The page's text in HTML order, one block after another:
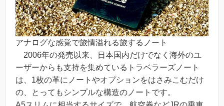
アナログな感覚で旅情溢れる旅するノート
2006年の発売以来、日本国内だけでなく海外のユ
ーザーからも支持を集めているトラベラーズノート
は、1枚の革にノートやオプションをはさみこむだけ
の、とってもシンプルな構造のノートです。